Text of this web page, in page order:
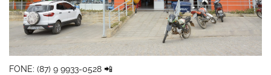
FONE: (87) 9 9933-0528 📲